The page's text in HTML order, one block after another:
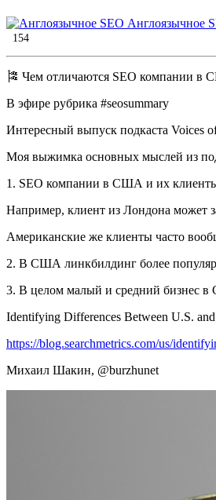
Англоязычное
154
​🎏 Чем отличаются SEO компании в
В эфире рубрика #seosummary
Интересный выпуск подкаста Voices
Моя выжимка основных мыслей из
1. SEO компании в США и их клиенты
Например, клиент из Лондона может
Американские же клиенты часто
2. В США линкбилдинг более
3. В целом малый и средний бизнес
Identifying Differences Between U.S.
https://blog.searchmetrics.com/us/
Михаил Шакин, @burzhunet